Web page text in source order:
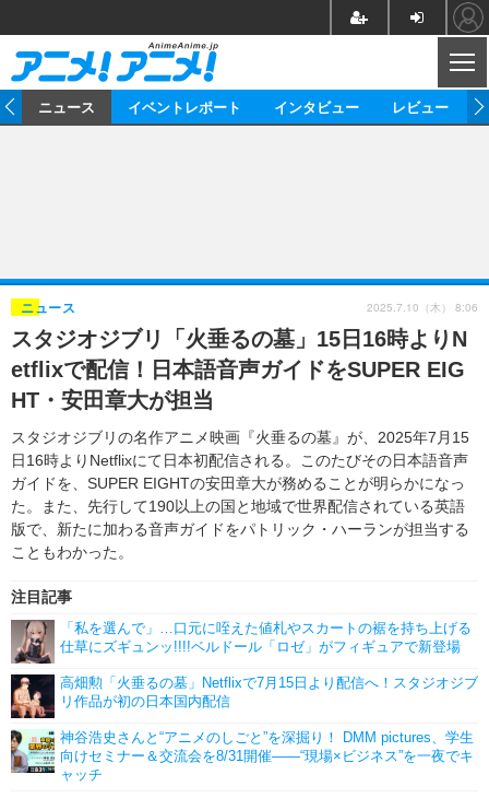
ゲーム グッズ
イベント 海外
海外イベント ビジネス
俳優・タレント アーティスト
ビジネス
アニメ 実写
書評 イベント
ゲーム 座談会
動画
アニメ
アニメ！アニメ！TV ABEMA Cafe
連載・コラム
ニュース イベントレポート インタビュー レビュー
スタジオジブリ「火垂るの墓」15日16時よりN
etflixで配信！日本語音声ガイドをSUPER EIG
HT・安田章大が担当
スタジオジブリの名作アニメ映画『火垂るの墓』が、2025年7月15
日16時よりNetflixにて日本初配信される。このたびその日本語音声
ガイドを、SUPER EIGHTの安田章大が務めることが明らかになっ
た。また、先行して190以上の国と地域で世界配信されている英語
版で、新たに加わる音声ガイドをパトリック・ハーランが担当する
こともわかった。
ニュース
注目記事
「私を選んで」…口元に咥えた値札やスカートの裾を持ち上げる
仕草にズギュンッ!!!!ベルドール「ロゼ」がフィギュアで新登場
高畑勲「火垂るの墓」Netflixで7月15日より配信へ！スタジオジブ
リ作品が初の日本国内配信
神谷浩史さんと“アニメのしごと”を深掘り！ DMM pictures、学生
向けセミナー＆交流会を8/31開催――“現場×ビジネス”を一夜でキ
ャッチ
2025.7.10（木） 8:06